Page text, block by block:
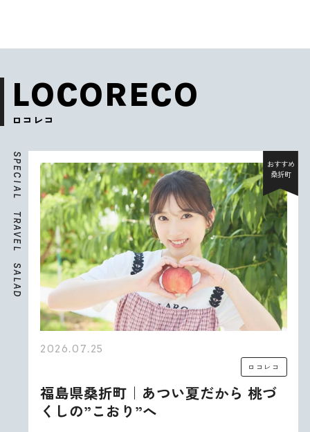
LOCORECO
ロコレコ
S
P
E
C
I
A
L
T
R
A
V
E
L
S
A
L
A
D
おすすめ
桑折町
2026.07.25
ロコレコ
福島県桑折町｜あつい夏だから 桃づ
くしの”こおり”へ